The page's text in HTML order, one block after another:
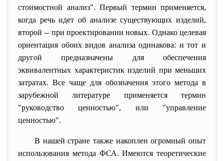
стоимостной анализ". Первый термин применяется,
когда речь идет об анализе существующих изделий,
второй -- при проектировании новых. Однако целевая
ориентация обоих видов анализа одинакова: и тот и
другой предназначены для обеспечения
эквивалентных характеристик изделий при меньших
затратах. Все чаще для обозначения этого метода в
зарубежной литературе применяется термин
"руководство ценностью", или "управление
ценностью".
В нашей стране также накоплен огромный опыт
использования метода ФСА. Имеются теоретические